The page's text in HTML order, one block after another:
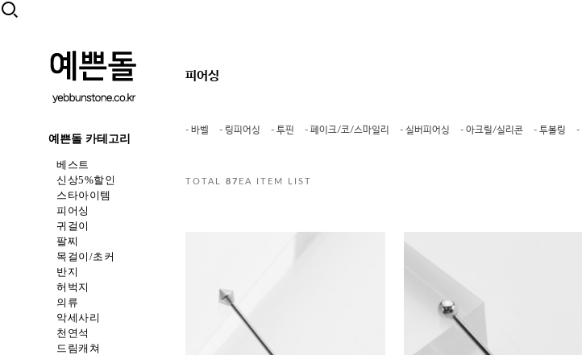
예쁜돌 카테고리
베스트
신상5%할인
스타아이템
피어싱
귀걸이
팔찌
목걸이/초커
반지
허벅지
의류
악세사리
천연석
드림캐쳐
피어싱
- 바벨 - 링피어싱 - 투핀 - 페이크/코/스마일리 - 실버피어싱 - 아크릴/실리콘 - 투볼링 -
TOTAL 87 EA ITEM LIST